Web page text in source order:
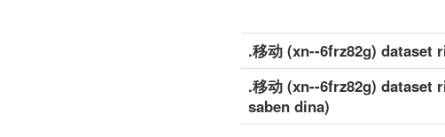
.移动 (xn--6frz82g) dataset
.移动 (xn--6frz82g) dataset
saben dina)